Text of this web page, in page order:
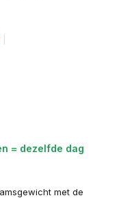
= dezelfde dag
met de